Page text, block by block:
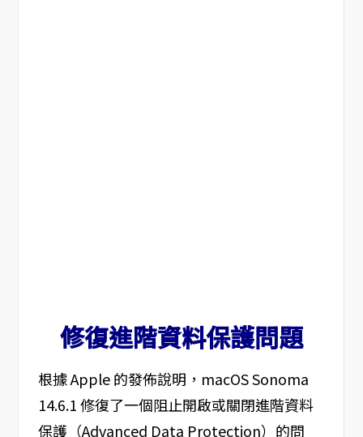
修復進階資料保護問題
根據 Apple 的發佈說明，macOS Sonoma
14.6.1 修復了一個阻止開啟或關閉進階資料
保護（Advanced Data Protection）的問